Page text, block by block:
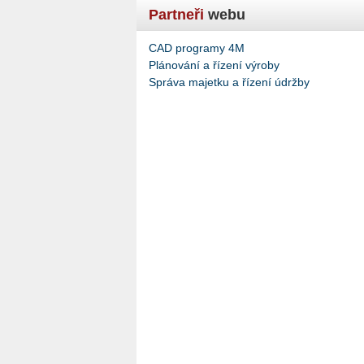
Partneři webu
CAD programy 4M
Plánování a řízení výroby
Správa majetku a řízení údržby